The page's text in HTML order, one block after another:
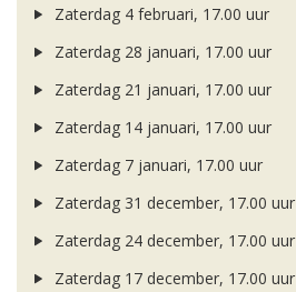
Zaterdag 4 februari, 17.00 uur
Zaterdag 28 januari, 17.00 uur
Zaterdag 21 januari, 17.00 uur
Zaterdag 14 januari, 17.00 uur
Zaterdag 7 januari, 17.00 uur
Zaterdag 31 december, 17.00 uur
Zaterdag 24 december, 17.00 uur
Zaterdag 17 december, 17.00 uur